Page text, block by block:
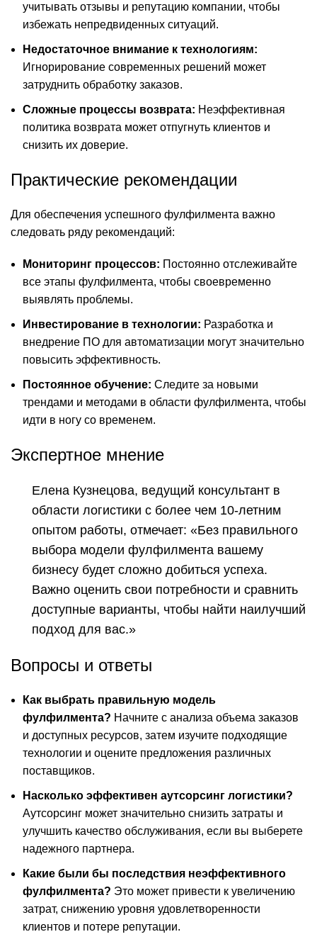
учитывать отзывы и репутацию компании, чтобы
избежать непредвиденных ситуаций.
Недостаточное внимание к технологиям:
Игнорирование современных решений может
затруднить обработку заказов.
Сложные процессы возврата: Неэффективная
политика возврата может отпугнуть клиентов и
снизить их доверие.
Практические рекомендации
Для обеспечения успешного фулфилмента важно
следовать ряду рекомендаций:
Мониторинг процессов: Постоянно отслеживайте
все этапы фулфилмента, чтобы своевременно
выявлять проблемы.
Инвестирование в технологии: Разработка и
внедрение ПО для автоматизации могут значительно
повысить эффективность.
Постоянное обучение: Следите за новыми
трендами и методами в области фулфилмента, чтобы
идти в ногу со временем.
Экспертное мнение
Елена Кузнецова, ведущий консультант в
области логистики с более чем 10-летним
опытом работы, отмечает: «Без правильного
выбора модели фулфилмента вашему
бизнесу будет сложно добиться успеха.
Важно оценить свои потребности и сравнить
доступные варианты, чтобы найти наилучший
подход для вас.»
Вопросы и ответы
Как выбрать правильную модель
фулфилмента? Начните с анализа объема заказов
и доступных ресурсов, затем изучите подходящие
технологии и оцените предложения различных
поставщиков.
Насколько эффективен аутсорсинг логистики?
Аутсорсинг может значительно снизить затраты и
улучшить качество обслуживания, если вы выберете
надежного партнера.
Какие были бы последствия неэффективного
фулфилмента? Это может привести к увеличению
затрат, снижению уровня удовлетворенности
клиентов и потере репутации.